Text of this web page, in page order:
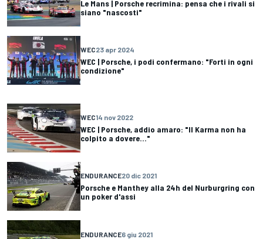
Le Mans | Porsche recrimina: pensa che i rivali si
siano "nascosti"
WEC23 apr 2024
WEC | Porsche, i podi confermano: "Forti in ogni
condizione"
WEC14 nov 2022
WEC | Porsche, addio amaro: "Il Karma non ha
colpito a dovere..."
ENDURANCE20 dic 2021
Porsche e Manthey alla 24h del Nurburgring con
un poker d'assi
ENDURANCE6 giu 2021